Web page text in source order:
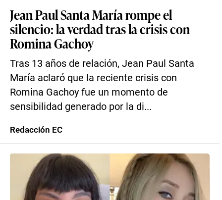
Jean Paul Santa María rompe el
silencio: la verdad tras la crisis con
Romina Gachoy
Tras 13 años de relación, Jean Paul Santa
María aclaró que la reciente crisis con
Romina Gachoy fue un momento de
sensibilidad generado por la di...
Redacción EC